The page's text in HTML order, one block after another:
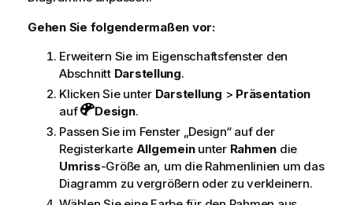
Gehen Sie folgendermaßen vor:
Erweitern Sie im Eigenschaftsfenster den
Abschnitt Darstellung.
Klicken Sie unter Darstellung > Präsentation
auf
Design.
Passen Sie im Fenster „Design“ auf der
Registerkarte Allgemeinunter Rahmen die
Umriss-Größe an, um die Rahmenlinien um das
Diagramm zu vergrößern oder zu verkleinern.